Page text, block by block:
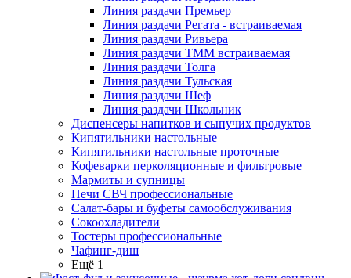
Линия раздачи Премьер
Линия раздачи Регата - встраиваемая
Линия раздачи Ривьера
Линия раздачи ТММ встраиваемая
Линия раздачи Толга
Линия раздачи Тульская
Линия раздачи Шеф
Линия раздачи Школьник
Диспенсеры напитков и сыпучих продуктов
Кипятильники настольные
Кипятильники настольные проточные
Кофеварки перколяционные и фильтровые
Мармиты и супницы
Печи СВЧ профессиональные
Салат-бары и буфеты самообслуживания
Сокоохладители
Тостеры профессиональные
Чафинг-диш
Ещё 1